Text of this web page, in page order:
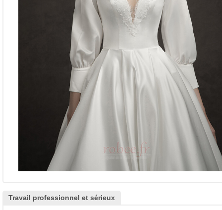
Travail professionnel et sérieux